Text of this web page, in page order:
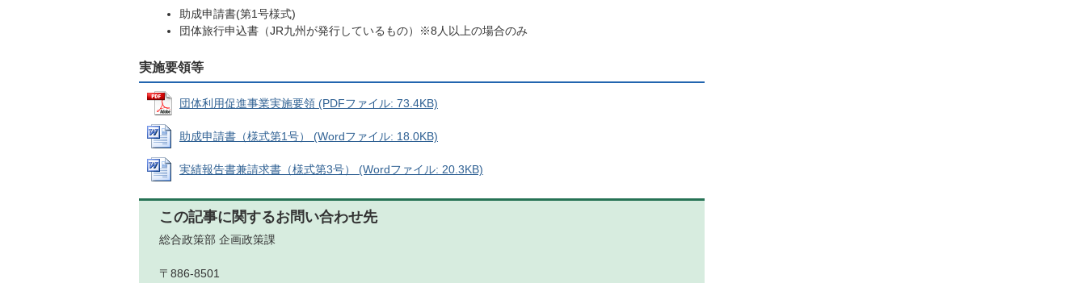
助成申請書(第1号様式)
団体旅行申込書（JR九州が発行しているもの）※8人以上の場合のみ
実施要領等
団体利用促進事業実施要領 (PDFファイル: 73.4KB)
助成申請書（様式第1号） (Wordファイル: 18.0KB)
実績報告書兼請求書（様式第3号） (Wordファイル: 20.3KB)
この記事に関するお問い合わせ先
総合政策部 企画政策課
〒886-8501